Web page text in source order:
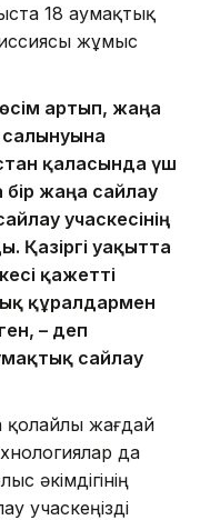
18 аумақтық
жұмыс
артып, жаңа
салынуына
қаласында үш
жаңа сайлау
учаскесінің
Қазіргі уақытта
қажетті
құралдармен
– деп
сайлау
қолайлы жағдай
да
әкімдігінің
учаскеңізді